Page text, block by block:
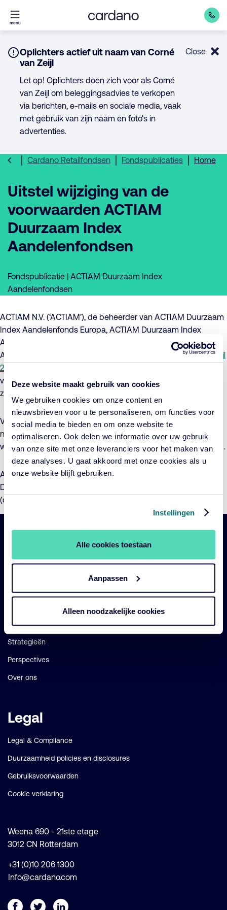
Deze website maakt gebruik van cookies
We gebruiken cookies om onze content en
nieuwsbrieven voor u te personaliseren, om functies voor
social media te bieden en om onze website te
optimaliseren. Ook delen we informatie over uw gebruik
van onze site met onze leveranciers voor het maken van
deze analyses. U gaat akkoord met onze cookies als u
onze website blijft gebruiken.
Instellingen
Alle cookies toestaan
Aanpassen
Alleen noodzakelijke cookies
Direct
naar
menu
Notice:
Oplichters actief uit naam van Corné
van Zeijl
Let op! Oplichters doen zich voor als Corné
van Zeijl om beleggingsadvies te verkopen
via berichten, e-mails en sociale media, vaak
met gebruik van zijn naam en foto's in
advertenties.
Close
Home
Fondspublicaties
Cardano Retailfondsen
Uitstel wijziging van de
voorwaarden ACTIAM
Duurzaam Index
Aandelenfondsen
Fondspublicatie | ACTIAM Duurzaam Index
Aandelenfondsen
ACTIAM N.V. (‘ACTIAM’), de beheerder van ACTIAM Duurzaam
Index Aandelenfonds Europa, ACTIAM Duurzaam Index
Aandelenfonds Noord-Amerika en ACTIAM Duurzaam Index
Aandelenfonds Pacific, maakt hierbij bekend dat de op16 april
2021 aangekondigde wijzigingen
voorwaarden niet met ingang van 18 mei 2021 van kracht
zullen worden.
Voor het doorvoeren van de betreffende wijzigingen is een
nieuwe datum bepaald. De per 18 mei 2021 beoogde
wijzigingen zullen in beginsel worden uitgevoerd op 2 juli 2021.
Aan- en verkoopopdrachten van participaties in de ACTIAM
Duurzaam Index Aandelenfondsen zullen tegen de huidige
(ongewijzigde) voorwaarden worden ingelegd en uitgevoerd.
Belangrijke
links
Diensten
Strategieën
Perspectives
Over ons
Legal
Legal & Compliance
Duurzaamheid policies en disclosures
Gebruiksvoorwaarden
Cookie verklaring
Weena 690 - 21ste etage
3012 CN Rotterdam
+31 (0)10 206 1300
Info@cardano.com